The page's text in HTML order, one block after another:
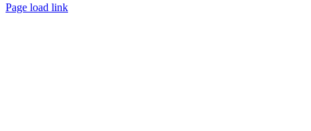
Page load link